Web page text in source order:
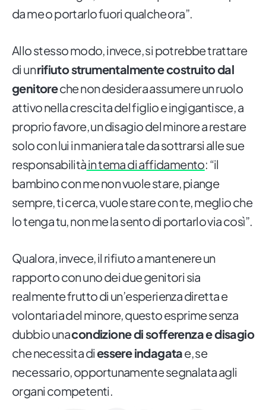
da me o portarlo fuori qualche ora”.
Allo stesso modo, invece, si potrebbe trattare
di unrifiuto strumentalmente costruito dal
genitoreche non desidera assumere un ruolo
attivo nella crescita del figlio e ingigantisce, a
proprio favore, un disagio del minore a restare
solo con lui in maniera tale da sottrarsi alle sue
responsabilitàin tema di affidamento: “il
bambino con me non vuole stare, piange
sempre, ti cerca, vuole stare con te, meglio che
lo tenga tu, non me la sento di portarlo via così”.
Qualora, invece, il rifiuto a mantenere un
rapporto con uno dei due genitori sia
realmente frutto di un’esperienza diretta e
volontaria del minore, questo esprime senza
dubbio unacondizione di sofferenza e disagio
che necessita diessere indagatae, se
necessario, opportunamente segnalata agli
organi competenti.